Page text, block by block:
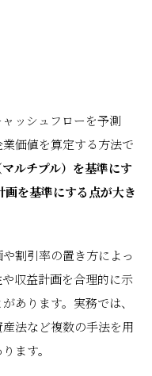
ッシュフローを予測
価値を算定する方法で
ルチプル）を基準にす
を基準にする点が大き
割引率の置き方によっ
収益計画を合理的に示
あります。実務では、
法など複数の手法を用
ます。